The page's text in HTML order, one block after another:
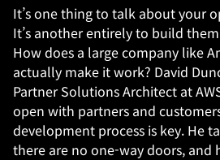
It’s one thing to talk about your
It’s another entirely to build
How does a large company like
actually make it work? David
Partner Solutions Architect at
open with partners and
development process is key. He
there are no one-way doors,